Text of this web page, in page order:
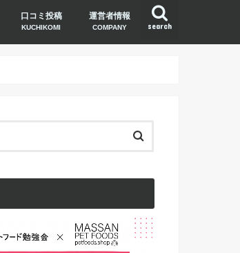
search
口コミ投稿
KUCHIKOMI
運営者情報
COMPANY